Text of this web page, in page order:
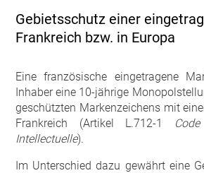
Gebietsschutz einer
Frankreich bzw. in Europa
Eine französische eingetragene
Inhaber eine 10-jährige
geschützten Markenzeichens mit
Frankreich (Artikel L.712-1
Intellectuelle).
Im Unterschied dazu gewährt eine